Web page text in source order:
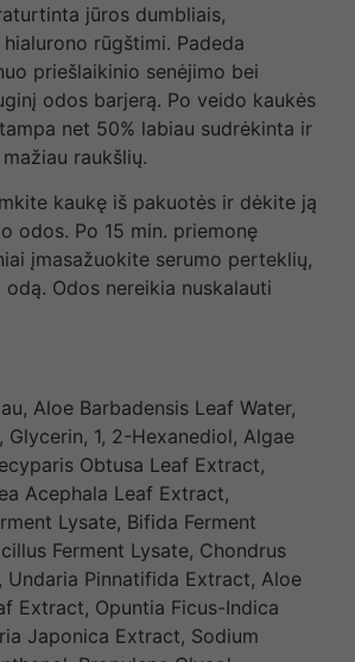
jūros dumbliais,
rūgštimi. Padeda
priešlaikinio senėjimo bei
odos barjerą. Po veido kaukės
net 50% labiau sudrėkinta ir
raukšlių.
kaukę iš pakuotės ir dėkite ją
odos. Po 15 min. priemonę
įmasažuokite serumo perteklių,
Odos nereikia nuskalauti
Aloe Barbadensis Leaf Water,
Glycerin, 1, 2-Hexanediol, Algae
Obtusa Leaf Extract,
Acephala Leaf Extract,
Lysate, Bifida Ferment
Ferment Lysate, Chondrus
Undaria Pinnatifida Extract, Aloe
Extract, Opuntia Ficus-Indica
Japonica Extract, Sodium